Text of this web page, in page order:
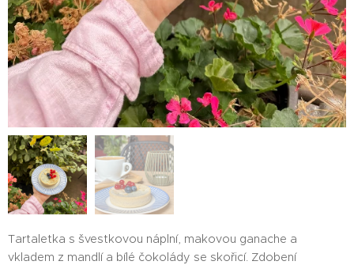
Tartaletka s švestkovou náplní, makovou ganache a
vkladem z mandlí a bílé čokolády se skořicí. Zdobení